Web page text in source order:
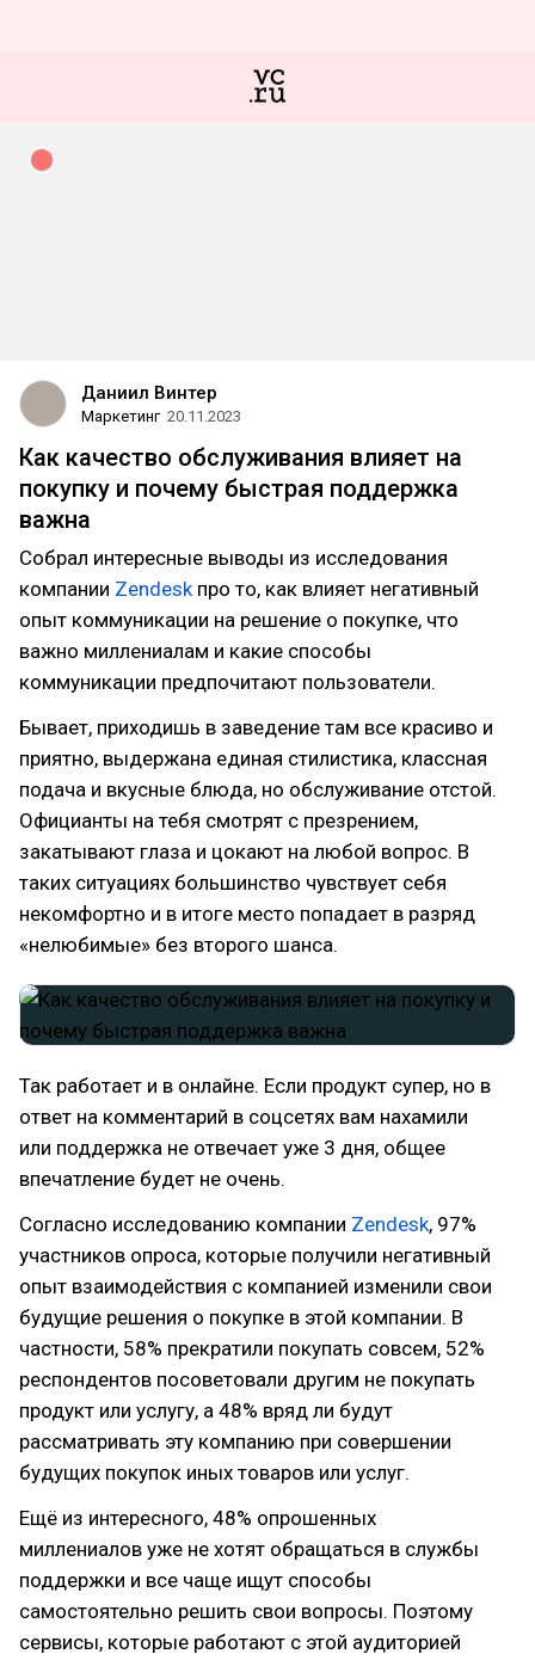
Даниил Винтер
Маркетинг 20.11.2023
Как качество обслуживания влияет на
покупку и почему быстрая поддержка
важна
Собрал интересные выводы из исследования
компании Zendeskпро то, как влияет негативный
опыт коммуникации на решение о покупке, что
важно миллениалам и какие способы
коммуникации предпочитают пользователи.
Бывает, приходишь в заведение там все красиво и
приятно, выдержана единая стилистика, классная
подача и вкусные блюда, но обслуживание отстой.
Официанты на тебя смотрят с презрением,
закатывают глаза и цокают на любой вопрос. В
таких ситуациях большинство чувствует себя
некомфортно и в итоге место попадает в разряд
«нелюбимые» без второго шанса.
Так работает и в онлайне. Если продукт супер, но в
ответ на комментарий в соцсетях вам нахамили
или поддержка не отвечает уже 3 дня, общее
впечатление будет не очень.
Согласно исследованию компании Zendesk, 97%
участников опроса, которые получили негативный
опыт взаимодействия с компанией изменили свои
будущие решения о покупке в этой компании. В
частности, 58% прекратили покупать совсем, 52%
респондентов посоветовали другим не покупать
продукт или услугу, а 48% вряд ли будут
рассматривать эту компанию при совершении
будущих покупок иных товаров или услуг.
Ещё из интересного, 48% опрошенных
миллениалов уже не хотят обращаться в службы
поддержки и все чаще ищут способы
самостоятельно решить свои вопросы. Поэтому
сервисы, которые работают с этой аудиторией